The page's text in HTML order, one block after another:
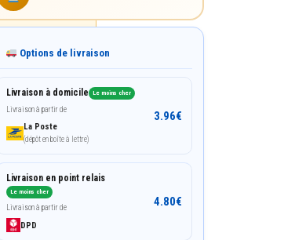
Options de livraison
Livraison à domicile Le moins cher
Livraison à partir de
La Poste
(dépôt en boîte à lettre)
3.96€
Livraison en point relais
Le moins cher
Livraison à partir de
DPD
4.80€